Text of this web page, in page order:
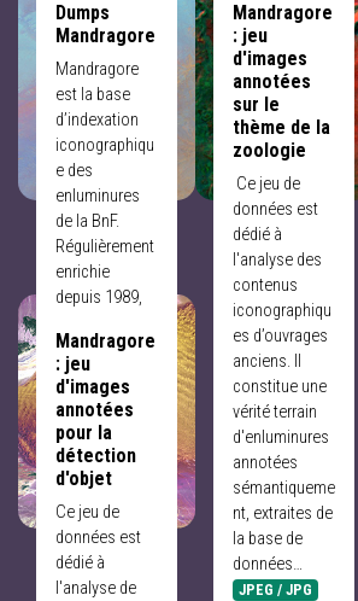
Dumps
Mandragore
Mandragore
est la base
d’indexation
iconographiqu
e des
enluminures
de la BnF.
Régulièrement
enrichie
depuis 1989,
aujourd’hui
205 000
enluminures
issues de près
de 7000
manuscrits…
CSV
Manuscrits
Images
Métiers du livre
Mandragore
: jeu
d'images
annotées
sur le
thème de la
zoologie
​ Ce jeu de
données est
dédié à
l'analyse des
contenus
iconographiqu
es d’ouvrages
anciens. Il
constitue une
vérité terrain
d'enluminures
annotées
sémantiqueme
nt, extraites de
la base de
données…
JPEG / JPG
Mandragore
: jeu
d'images
annotées
pour la
détection
d'objet
Ce jeu de
données est
dédié à
l'analyse de